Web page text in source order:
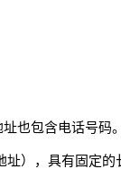
也包含电话号码。
），具有固定